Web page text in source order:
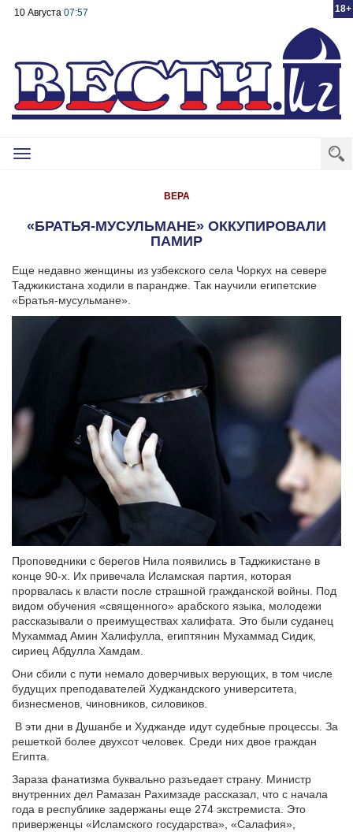
18+
10 Августа 07:57
Toggle
ВЕРА
«БРАТЬЯ-МУСУЛЬМАНЕ» ОККУПИРОВАЛИ
ПАМИР
Еще недавно женщины из узбекского села Чоркух на севере
Таджикистана ходили в парандже. Так научили египетские
«Братья-мусульмане».
Проповедники с берегов Нила появились в Таджикистане в
конце 90-х. Их привечала Исламская партия, которая
прорвалась к власти после страшной гражданской войны. Под
видом обучения «священного» арабского языка, молодежи
рассказывали о преимуществах халифата. Это были суданец
Мухаммад Амин Халифулла, египтянин Мухаммад Сидик,
сириец Абдулла Хамдам.
Они сбили с пути немало доверчивых верующих, в том числе
будущих преподавателей Худжандского университета,
бизнесменов, чиновников, силовиков.
В эти дни в Душанбе и Худжанде идут судебные процессы. За
решеткой более двухсот человек. Среди них двое граждан
Египта.
Зараза фанатизма буквально разъедает страну. Министр
внутренних дел Рамазан Рахимзаде рассказал, что с начала
года в республике задержаны еще 274 экстремиста. Это
приверженцы «Исламского государства», «Салафия»,